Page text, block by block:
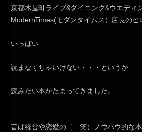
京都木屋町ライブ&ダイニング&ウエディ
ModernTimes(モダンタイムス）店長のヒ
いっぱい
読まなくちゃいけない・・・というか
読みたい本がたまってきました。
昔は経営や恋愛の（←笑）ノウハウ的な